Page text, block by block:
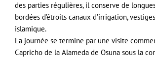
des parties régulières, il conserve de
bordées d’étroits canaux d’irrigation,
islamique.
La journée se termine par une visite
Capricho de la Alameda de Osuna sous la